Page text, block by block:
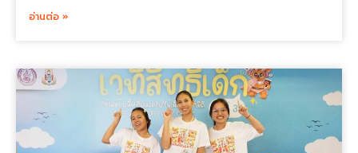
อ่านต่อ »